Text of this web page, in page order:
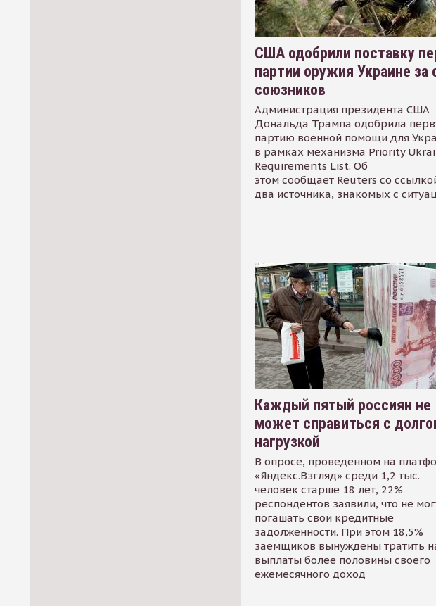
США одобрили поставку
партии оружия Украине за
союзников
Администрация президента США
Дональда Трампа одобрила
партию военной помощи для
в рамках механизма Priority
Requirements List. Об
этом сообщает Reuters со
два источника, знакомых с
Каждый пятый россиян не
может справиться с
нагрузкой
В опросе, проведенном на
«Яндекс.Взгляд» среди 1,2 тыс.
человек старше 18 лет, 22%
респондентов заявили, что не
погашать свои кредитные
задолженности. При этом 18,5%
заемщиков вынуждены тратить
выплаты более половины своего
ежемесячного доход